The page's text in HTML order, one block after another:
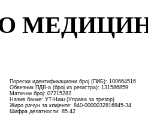
Порески идентификациони број (ПИБ): 100664516
Обвезник ПДВ-а (број из регистра): 131586859
Матични број: 07215282
Назив банке: УT-Ниш (Управа за трезор)
Жиро рачун за клијенте:840-0000032816845-34
Шифра делатности: 85.42